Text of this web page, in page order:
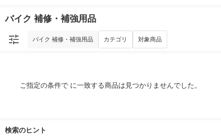
バイク 補修・補強用品
バイク 補修・補強用品 カテゴリ 対象商品
ご指定の条件で に一致する商品は見つかりませんでした。
検索のヒント